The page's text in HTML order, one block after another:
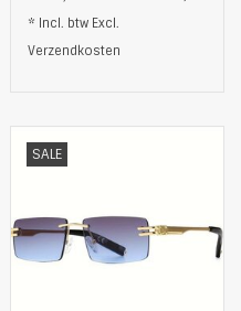
* Incl. btw Excl.
Verzendkosten
SALE